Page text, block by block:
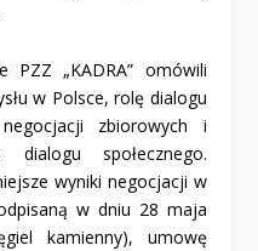
PZZ „KADRA” omówili
w Polsce, rolę dialogu
zbiorowych i
dialogu społecznego.
wyniki negocjacji w
w dniu 28 maja
kamienny), umowę